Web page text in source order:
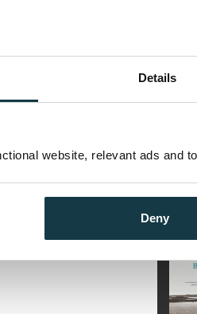
Details
website, relevant ads and
Deny
og
hans gjennombrudd,
si representerte
et
om at i denne romanen
Hvordan i all verden
Ribe på alles lepper,